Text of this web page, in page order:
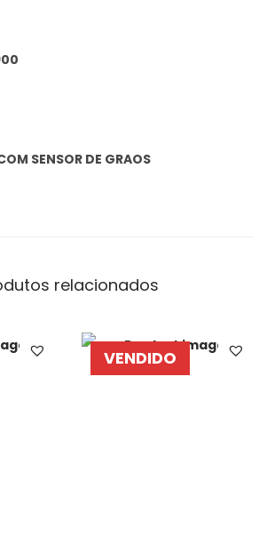
SENSOR DE GRAOS
relacionados
VENDIDO